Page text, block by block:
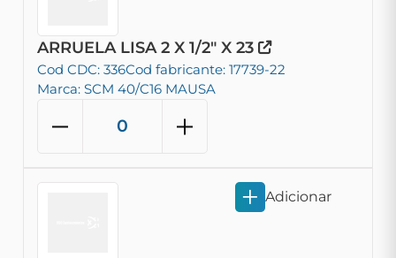
ARRUELA LISA 2 X 1/2" X 23
Cod CDC: 336Cod fabricante: 17739-22
Marca: SCM 40/C16 MAUSA
Adicionar